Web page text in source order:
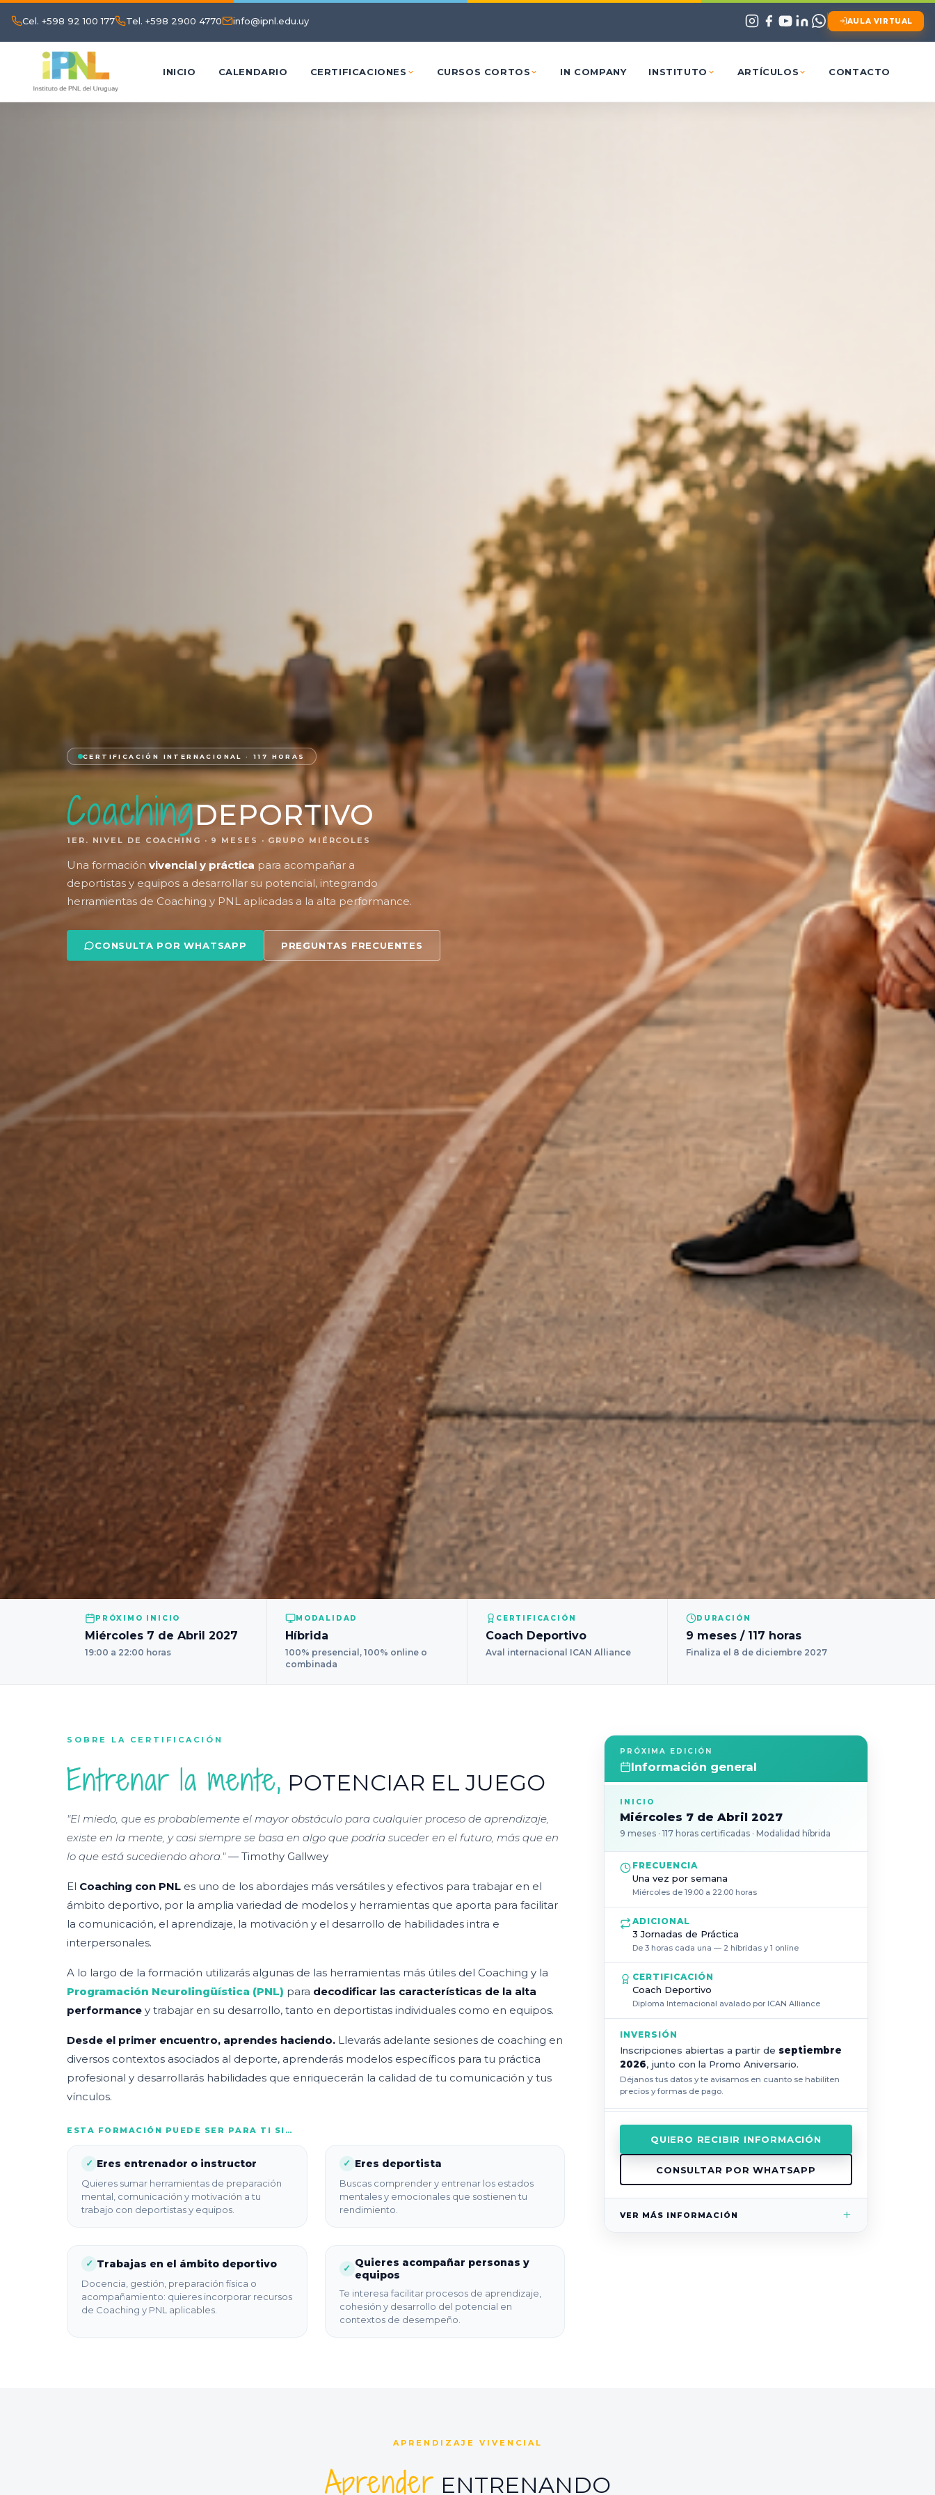
Cel. +598 92 100 177 Tel. +598 2900 4770 info@ipnl.edu.uy AULA VIRTUAL
INICIO CALENDARIO CERTIFICACIONES CURSOS CORTOS IN COMPANY INSTITUTO ARTÍCULOS CONTACTO
CERTIFICACIÓN INTERNACIONAL · 117 HORAS
CoachingDEPORTIVO
1ER. NIVEL DE COACHING · 9 MESES · GRUPO MIÉRCOLES
Una formación vivencial y práctica para acompañar a
deportistas y equipos a desarrollar su potencial, integrando
herramientas de Coaching y PNL aplicadas a la alta performance.
CONSULTA POR WHATSAPP PREGUNTAS FRECUENTES
PRÓXIMO INICIO
Miércoles 7 de Abril 2027
19:00 a 22:00 horas
MODALIDAD
Híbrida
100% presencial, 100% online o
combinada
CERTIFICACIÓN
Coach Deportivo
Aval internacional ICAN Alliance
DURACIÓN
9 meses / 117 horas
Finaliza el 8 de diciembre 2027
SOBRE LA CERTIFICACIÓN
Entrenar la mente, POTENCIAR EL JUEGO
"El miedo, que es probablemente el mayor obstáculo para cualquier proceso de aprendizaje,
existe en la mente, y casi siempre se basa en algo que podría suceder en el futuro, más que en
lo que está sucediendo ahora."— Timothy Gallwey
El Coaching con PNL es uno de los abordajes más versátiles y efectivos para trabajar en el
ámbito deportivo, por la amplia variedad de modelos y herramientas que aporta para facilitar
la comunicación, el aprendizaje, la motivación y el desarrollo de habilidades intra e
interpersonales.
A lo largo de la formación utilizarás algunas de las herramientas más útiles del Coaching y la
Programación Neurolingüística (PNL) para decodificar las características de la alta
performance y trabajar en su desarrollo, tanto en deportistas individuales como en equipos.
Desde el primer encuentro, aprendes haciendo. Llevarás adelante sesiones de coaching en
diversos contextos asociados al deporte, aprenderás modelos específicos para tu práctica
profesional y desarrollarás habilidades que enriquecerán la calidad de tu comunicación y tus
vínculos.
ESTA FORMACIÓN PUEDE SER PARA TI SI…
✓ Eres entrenador o instructor
Quieres sumar herramientas de preparación
mental, comunicación y motivación a tu
trabajo con deportistas y equipos.
✓ Eres deportista
Buscas comprender y entrenar los estados
mentales y emocionales que sostienen tu
rendimiento.
✓ Trabajas en el ámbito deportivo
Docencia, gestión, preparación física o
acompañamiento: quieres incorporar recursos
de Coaching y PNL aplicables.
✓ Quieres acompañar personas y
equipos
Te interesa facilitar procesos de aprendizaje,
cohesión y desarrollo del potencial en
contextos de desempeño.
PRÓXIMA EDICIÓN
Información general
INICIO
Miércoles 7 de Abril 2027
9 meses · 117 horas certificadas · Modalidad híbrida
FRECUENCIA
Una vez por semana
Miércoles de 19:00 a 22:00 horas
ADICIONAL
3 Jornadas de Práctica
De 3 horas cada una — 2 híbridas y 1 online
CERTIFICACIÓN
Coach Deportivo
Diploma Internacional avalado por ICAN Alliance
INVERSIÓN
Inscripciones abiertas a partir de septiembre
2026, junto con la Promo Aniversario.
Déjanos tus datos y te avisamos en cuanto se habiliten
precios y formas de pago.
QUIERO RECIBIR INFORMACIÓN
CONSULTAR POR WHATSAPP
VER MÁS INFORMACIÓN +
APRENDIZAJE VIVENCIAL
Aprender ENTRENANDO